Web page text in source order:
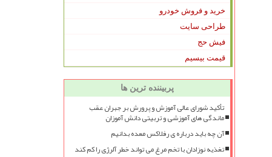
خرید و فروش خودرو
طراحی سایت
فیش حج
قیمت بیسیم
پربیننده ترین ها
تأکید شورای عالی آموزش و پرورش بر جبران عقب
ماندگی های آموزشی و تربیتی دانش آموزان
آن چه باید درباره ی رفلاکس معده بدانیم
تغذیه نوزادان با تخم مرغ می تواند خطر آلرژی را کم کند